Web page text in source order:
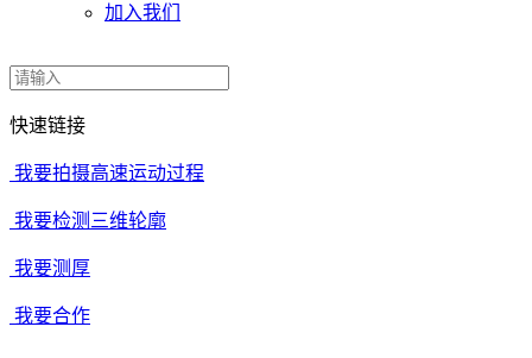
加入我们
快速链接
我要拍摄高速运动过程
我要检测三维轮廓
我要测厚
我要合作